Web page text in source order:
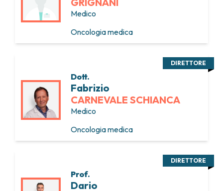
Medico
Oncologia medica
Dott.
Fabrizio
CARNEVALE SCHIANCA
Medico
Oncologia medica
DIRETTORE
Prof.
Dario
DIRETTORE